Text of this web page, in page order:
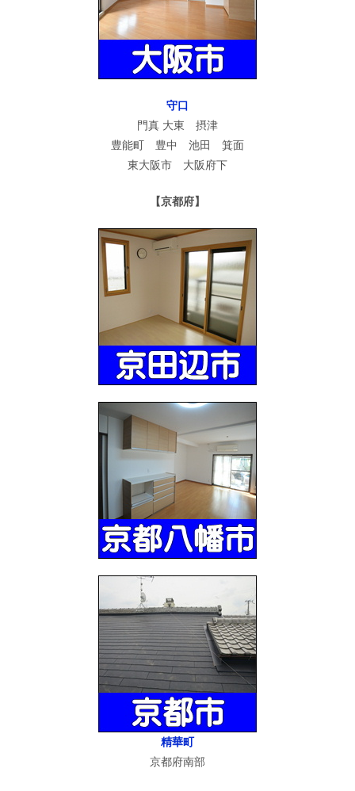
守口
門真 大東 摂津
豊能町 豊中 池田 箕面
東大阪市 大阪府下
【京都府】
精華町
京都府南部